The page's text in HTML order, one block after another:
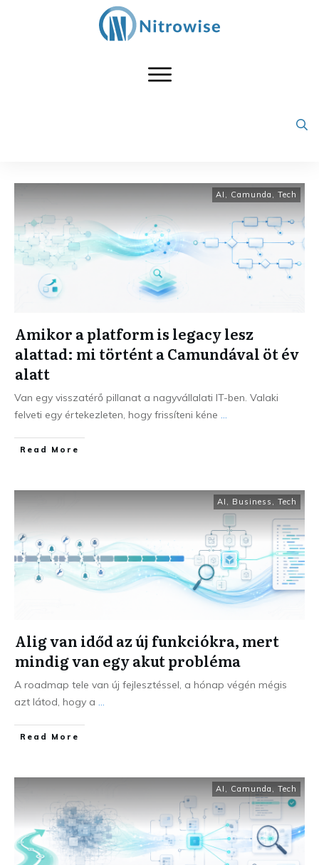
AI Camunda Tech
Amikor a platform is legacy lesz
alattad: mi történt a Camundával öt év
alatt
Van egy visszatérő pillanat a nagyvállalati IT-ben. Valaki
felveti egy értekezleten, hogy frissíteni kéne ...
Read More
AI Business Tech
Alig van időd az új funkciókra, mert
mindig van egy akut probléma
A roadmap tele van új fejlesztéssel, a hónap végén mégis
azt látod, hogy a ...
Read More
AI Camunda Tech